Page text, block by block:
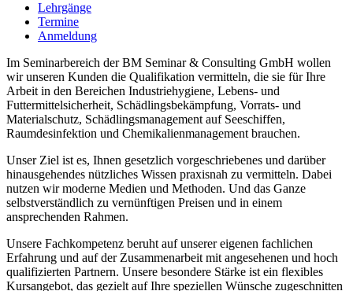
Lehrgänge
Termine
Anmeldung
Im Seminarbereich der BM Seminar & Consulting GmbH wollen
wir unseren Kunden die Qualifikation vermitteln, die sie für Ihre
Arbeit in den Bereichen Industriehygiene, Lebens- und
Futtermittelsicherheit, Schädlingsbekämpfung, Vorrats- und
Materialschutz, Schädlingsmanagement auf Seeschiffen,
Raumdesinfektion und Chemikalienmanagement brauchen.
Unser Ziel ist es, Ihnen gesetzlich vorgeschriebenes und darüber
hinausgehendes nützliches Wissen praxisnah zu vermitteln. Dabei
nutzen wir moderne Medien und Methoden. Und das Ganze
selbstverständlich zu vernünftigen Preisen und in einem
ansprechenden Rahmen.
Unsere Fachkompetenz beruht auf unserer eigenen fachlichen
Erfahrung und auf der Zusammenarbeit mit angesehenen und hoch
qualifizierten Partnern. Unsere besondere Stärke ist ein flexibles
Kursangebot, das gezielt auf Ihre speziellen Wünsche zugeschnitten